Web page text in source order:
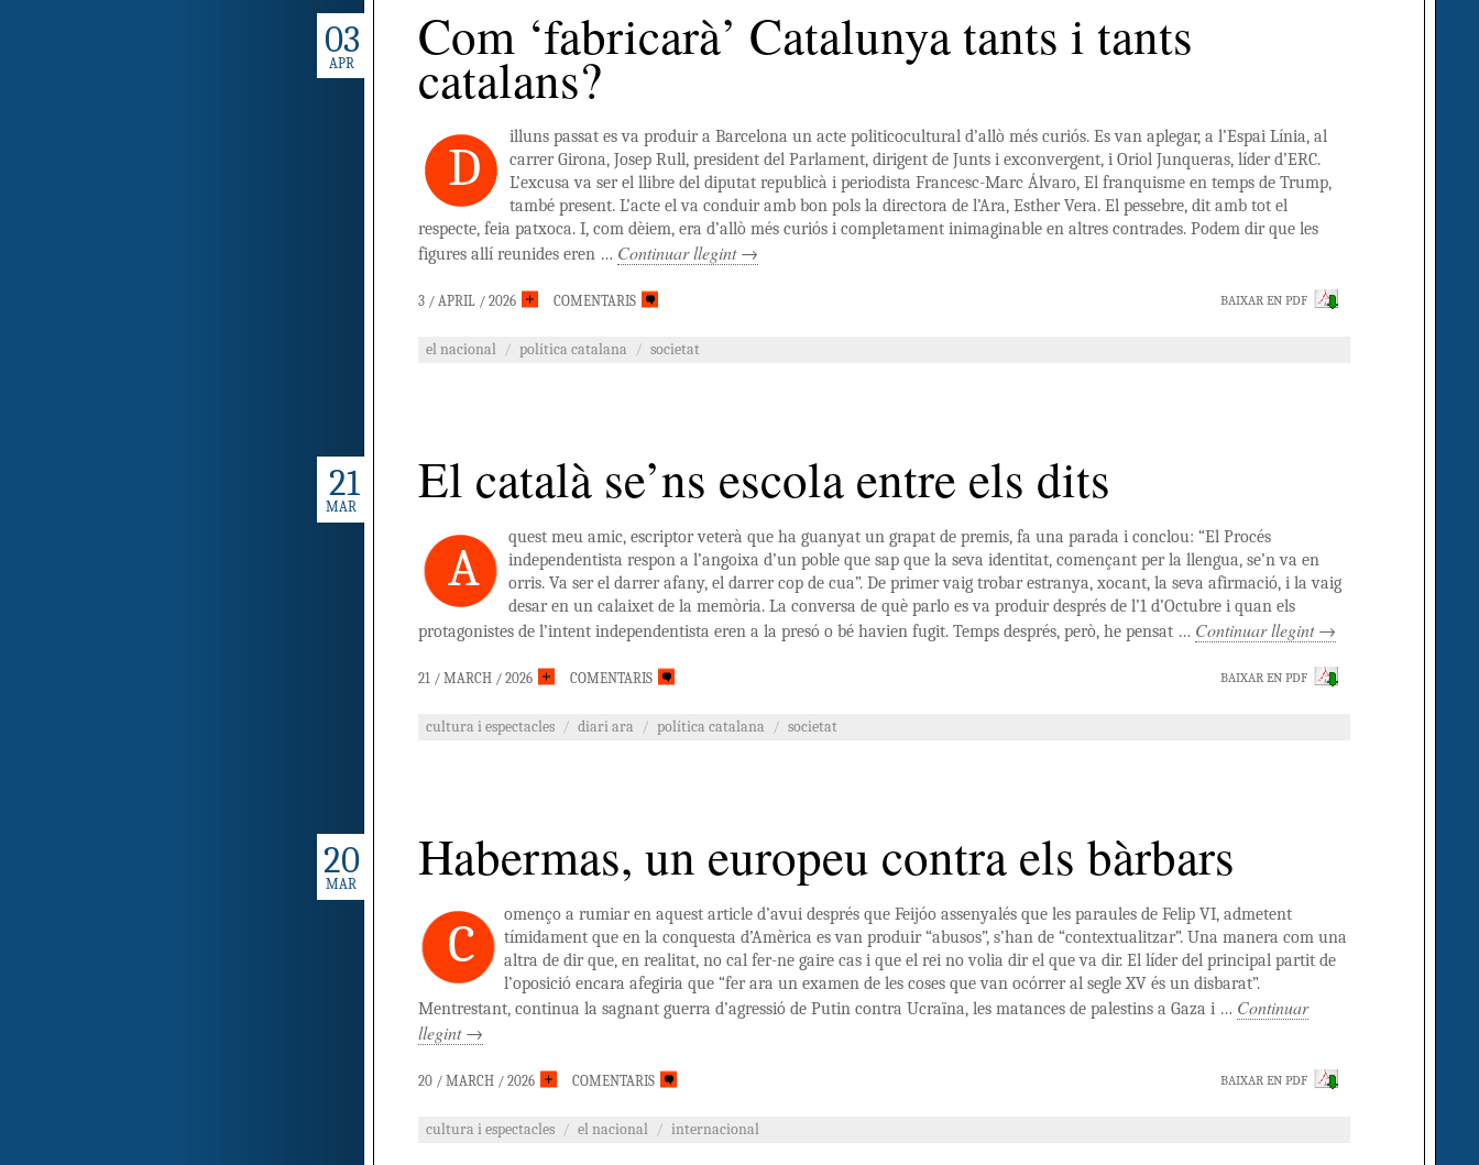
03
APR Com ‘fabricarà’ Catalunya tants i tants
catalans?
D
illuns passat es va produir a Barcelona un acte politicocultural d’allò més curiós. Es van aplegar, a l’Espai Línia, al
carrer Girona, Josep Rull, president del Parlament, dirigent de Junts i exconvergent, i Oriol Junqueras, líder d’ERC.
L’excusa va ser el llibre del diputat republicà i periodista Francesc-Marc Álvaro, El franquisme en temps de Trump,
també present. L’acte el va conduir amb bon pols la directora de l’Ara, Esther Vera. El pessebre, dit amb tot el
respecte, feia patxoca. I, com dèiem, era d’allò més curiós i completament inimaginable en altres contrades. Podem dir que les
figures allí reunides eren … Continuar llegint→
3 / APRIL / 2026 COMENTARIS BAIXAR EN PDF
el nacional / política catalana / societat
21
MAR El català se’ns escola entre els dits
A
quest meu amic, escriptor veterà que ha guanyat un grapat de premis, fa una parada i conclou: “El Procés
independentista respon a l’angoixa d’un poble que sap que la seva identitat, començant per la llengua, se’n va en
orris. Va ser el darrer afany, el darrer cop de cua”. De primer vaig trobar estranya, xocant, la seva afirmació, i la vaig
desar en un calaixet de la memòria. La conversa de què parlo es va produir després de l’1 d’Octubre i quan els
protagonistes de l’intent independentista eren a la presó o bé havien fugit. Temps després, però, he pensat … Continuar llegint→
21 / MARCH / 2026 COMENTARIS BAIXAR EN PDF
cultura i espectacles / diari ara / política catalana / societat
20
MAR Habermas, un europeu contra els bàrbars
C
omenço a rumiar en aquest article d’avui després que Feijóo assenyalés que les paraules de Felip VI, admetent
tímidament que en la conquesta d’Amèrica es van produir “abusos”, s’han de “contextualitzar”. Una manera com una
altra de dir que, en realitat, no cal fer-ne gaire cas i que el rei no volia dir el que va dir. El líder del principal partit de
l’oposició encara afegiria que “fer ara un examen de les coses que van ocórrer al segle XV és un disbarat”.
Mentrestant, continua la sagnant guerra d’agressió de Putin contra Ucraïna, les matances de palestins a Gaza i … Continuar
llegint→
20 / MARCH / 2026 COMENTARIS BAIXAR EN PDF
cultura i espectacles / el nacional / internacional